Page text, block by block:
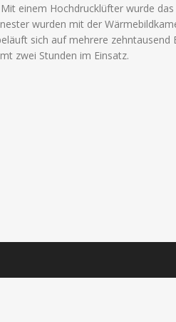
einem Hochdrucklüfter wurde
wurden mit der
sich auf mehrere zehntausend
zwei Stunden im Einsatz.